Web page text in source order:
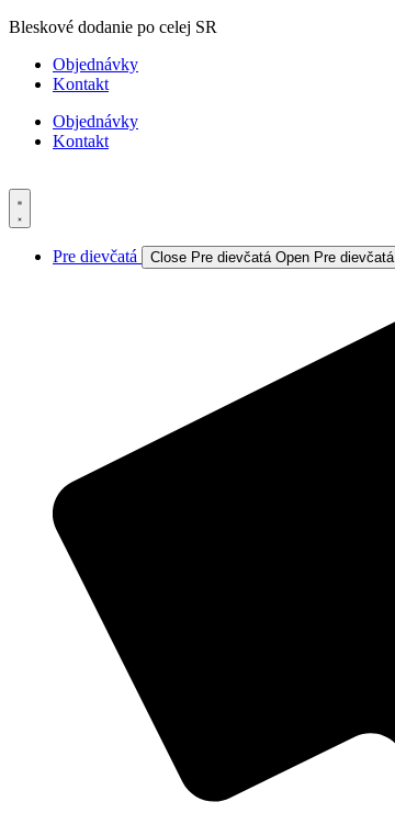
Preskočiť
obsah
Bleskové dodanie po celej SR
Objednávky
Kontakt
Objednávky
Kontakt
Pre dievčatá Close Pre dievčatá Open Pre dievčatá